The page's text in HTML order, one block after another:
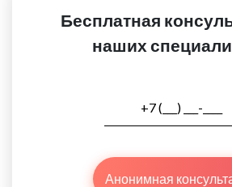
Бесплатная
наших
Анонимная